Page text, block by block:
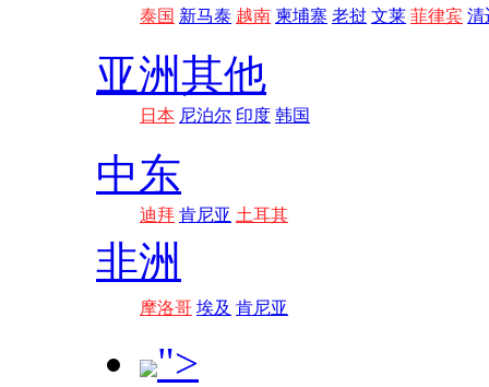
泰国 新马泰 越南 柬埔寨 老挝 文莱 菲律宾 清
亚洲其他
日本 尼泊尔 印度 韩国
中东
迪拜 肯尼亚 土耳其
非洲
摩洛哥 埃及 肯尼亚
">